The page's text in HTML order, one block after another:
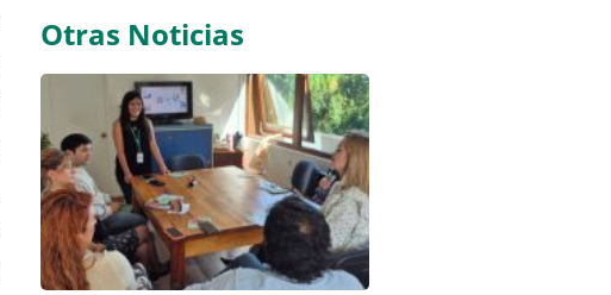
Otras Noticias